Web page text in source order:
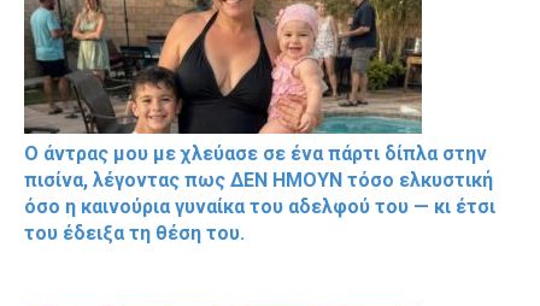
Ο άντρας μου με χλεύασε σε ένα πάρτι δίπλα στην
πισίνα, λέγοντας πως ΔΕΝ ΗΜΟΥΝ τόσο ελκυστική
όσο η καινούρια γυναίκα του αδελφού του — κι έτσι
του έδειξα τη θέση του.